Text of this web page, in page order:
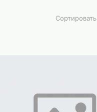
Сортировать